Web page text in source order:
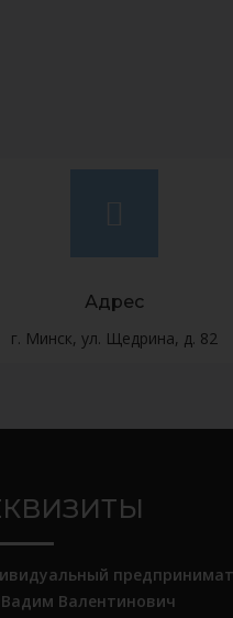
Адрес
г. Минск, ул. Щедрина, д. 82
Валентинович